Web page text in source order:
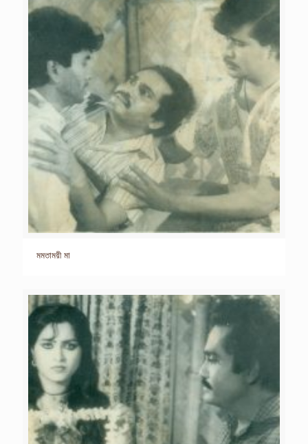
মমতাময়ী মা